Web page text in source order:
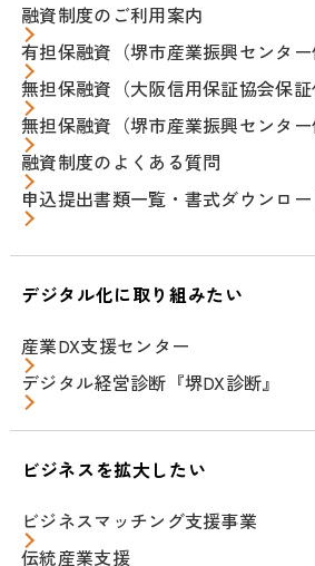
融資制度のご利用案内
有担保融資（堺市産業振興センター
無担保融資（大阪信用保証協会保証
無担保融資（堺市産業振興センター
融資制度のよくある質問
申込提出書類一覧・書式ダウンロ
デジタル化に取り組みたい
産業DX支援センター
デジタル経営診断『堺DX診断』
ビジネスを拡大したい
ビジネスマッチング支援事業
伝統産業支援